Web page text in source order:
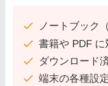
ノートブック
書籍や PDF
ダウンロード
端末の各種設定